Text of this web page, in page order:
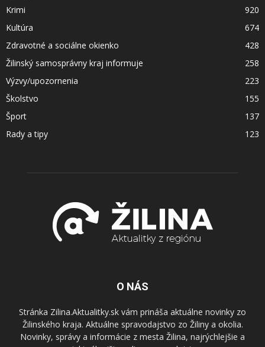
Krimi
920
Kultúra
674
Zdravotné a sociálne okienko
428
Žilinský samosprávny kraj informuje
258
Výzvy/upozornenia
223
Školstvo
155
Šport
137
Rady a tipy
123
O NÁS
Stránka Zilina.Aktualitky.sk vám prináša aktuálne novinky zo
Žilinského kraja. Aktuálne spravodajstvo zo Žiliny a okolia.
Novinky, správy a informácie z mesta Žilina, najrýchlejšie a